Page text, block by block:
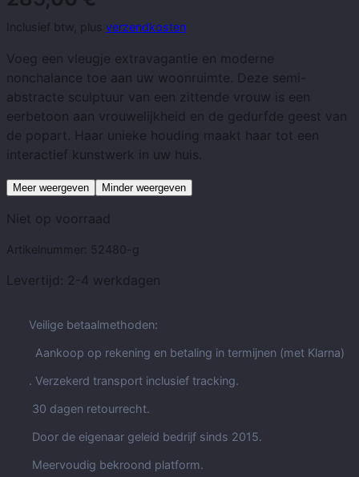
Inclusief btw, plus verzendkosten
Voeg een vleugje extravagantie en moderne
nonchalance toe aan uw woonruimte. Deze semi-
abstracte sculptuur van een zittende vrouw is een
eerbetoon aan vrouwelijkheid en de gedurfde geest van
de popart. Haar unieke houding maakt haar tot een
interactief kunstwerk in uw huis.
Meer weergeven Minder weergeven
Niet op voorraad
Artikelnummer: 52480-g
Levertijd: 2-4 werkdagen
Veilige betaalmethoden:
Aankoop op rekening en betaling in termijnen (met Klarna)
. Verzekerd transport inclusief tracking.
30 dagen retourrecht.
Door de eigenaar geleid bedrijf sinds 2015.
Meervoudig bekroond platform.